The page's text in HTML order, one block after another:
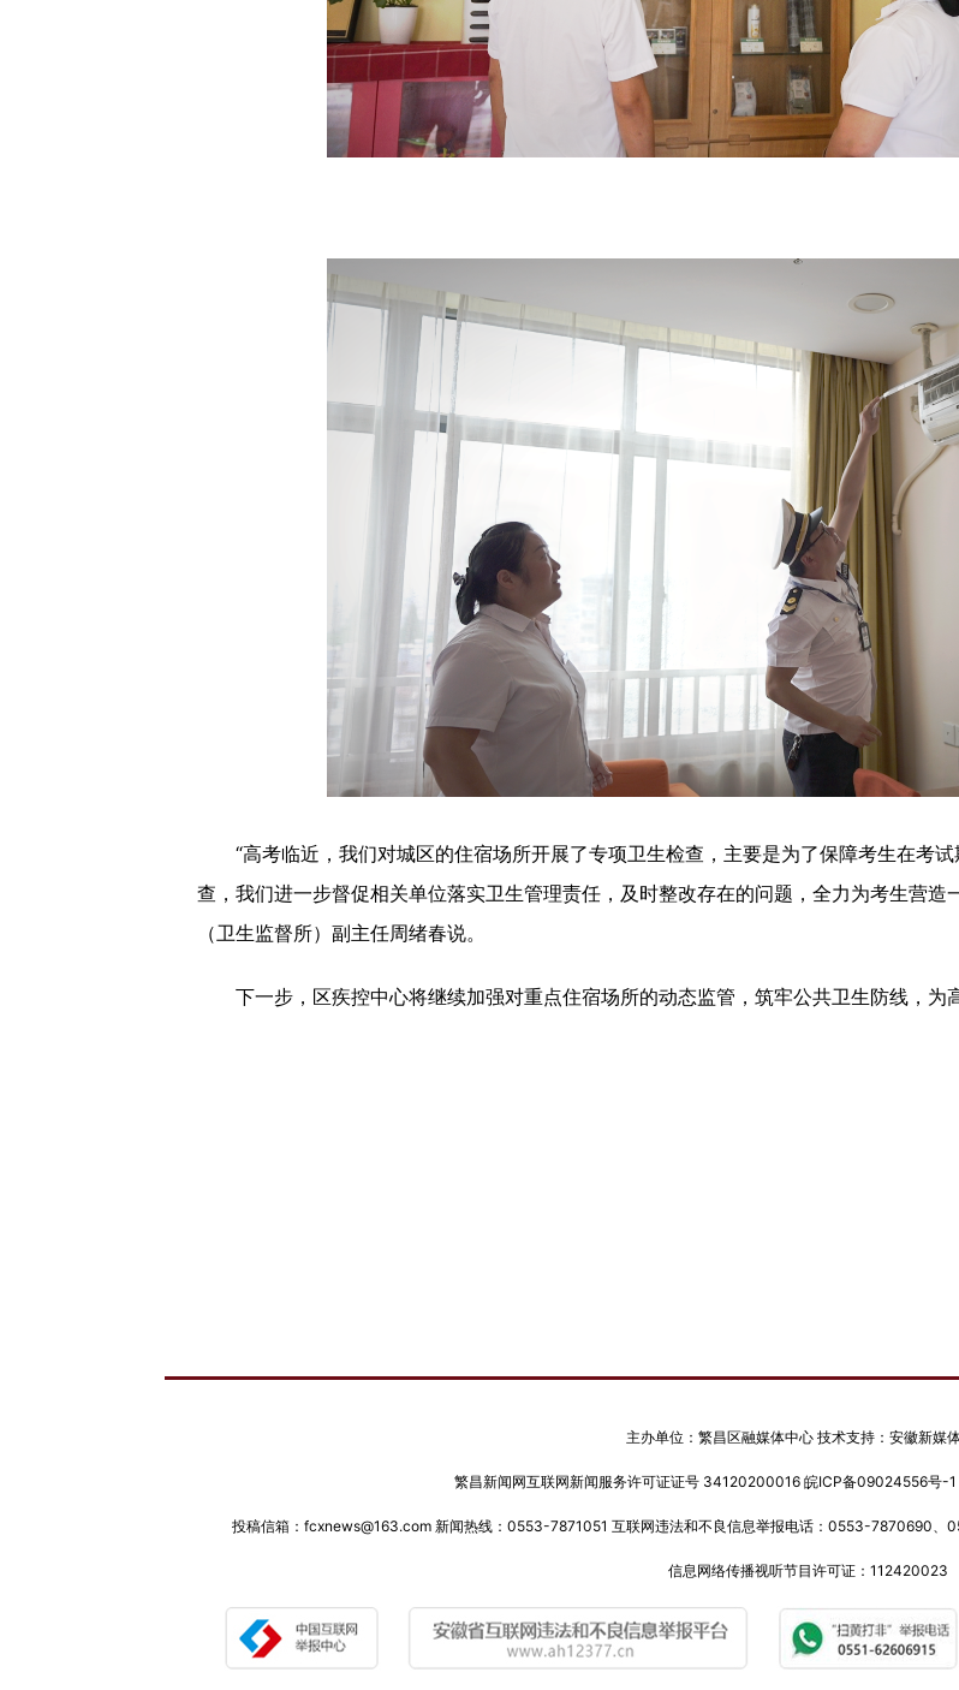
“高考临近，我们对城区的住宿场所开展了专项卫生检查，主要是为了保障考生在考
查，我们进一步督促相关单位落实卫生管理责任，及时整改存在的问题，全力为考生营
（卫生监督所）副主任周绪春说。
下一步，区疾控中心将继续加强对重点住宿场所的动态监管，筑牢公共卫生防线，为
主办单位：繁昌区融媒体中心 技术支持：安徽新媒
繁昌新闻网互联网新闻服务许可证证号 34120200016 皖ICP备09024556号-1
投稿信箱：fcxnews@163.com 新闻热线：0553-7871051 互联网违法和不良信息举报电话：0553-7870690
信息网络传播视听节目许可证：112420023